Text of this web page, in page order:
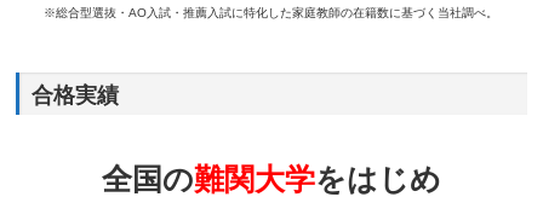
※総合型選抜・AO入試・推薦入試に特化した家庭教師の在籍数に基づく当社調べ。
合格実績
全国の難関大学をはじめ